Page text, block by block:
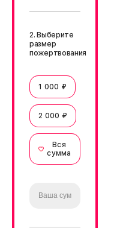
2. Выберите
размер
пожертвования
1 000 ₽
2 000 ₽
Вся
сумма